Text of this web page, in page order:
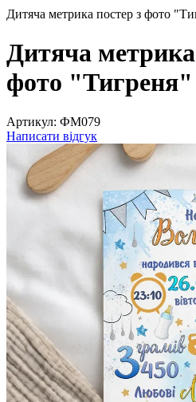
Дитяча метрика постер з фото
Дитяча метрика
фото "Тигреня"
Артикул: ФМ079
Написати відгук